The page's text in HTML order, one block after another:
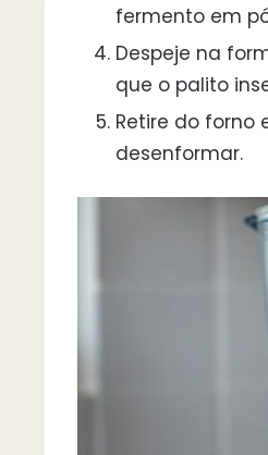
fermento em
Despeje na
que o palito
Retire do forno
desenformar.